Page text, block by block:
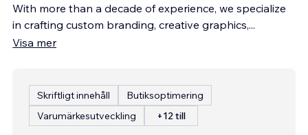
With more than a decade of experience, we specialize
in crafting custom branding, creative graphics,...
Visa mer
Skriftligt innehåll
Butiksoptimering
Varumärkesutveckling
+12 till